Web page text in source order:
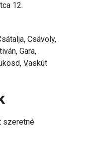
12.
Csávoly,
Gara,
Vaskút
szeretné